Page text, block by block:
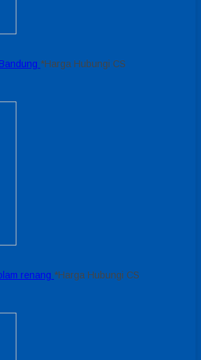
*Harga Hubungi CS
renang *Harga Hubungi CS